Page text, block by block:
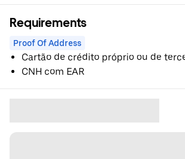
Requirements
Proof Of Address
Cartão de crédito próprio ou de
CNH com EAR